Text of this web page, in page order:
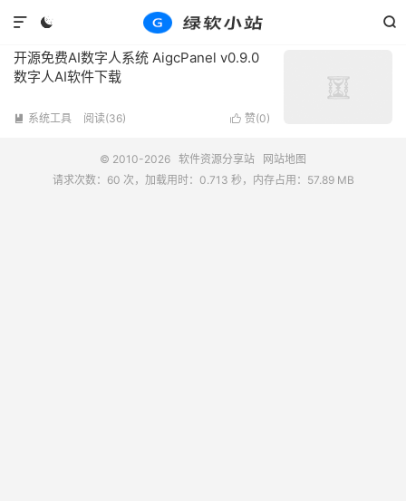


 共 1 篇文章
标签：数字人AI软件
开源免费AI数字人系统 AigcPanel v0.9.0
数字人AI软件下载
 赞(0)
 系统工具 阅读(36)
© 2010-2026 软件资源分享站
网站地图
请求次数：60 次，加载用时：0.713 秒，内存占用：57.89 MB